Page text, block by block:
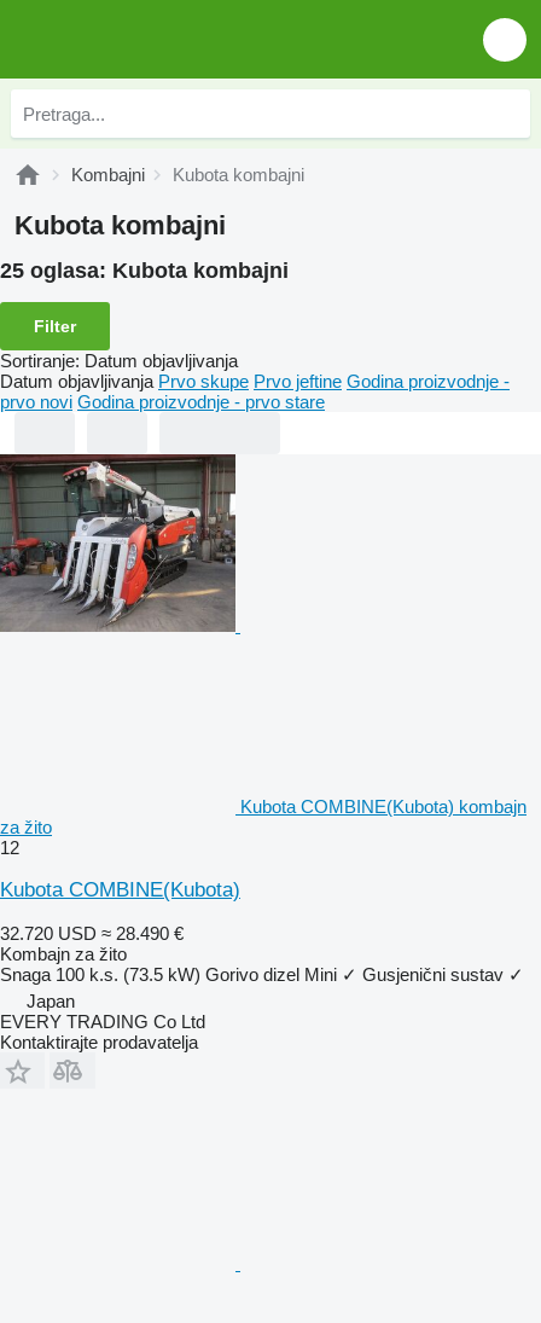
Kombajni Kubota kombajni
Kubota kombajni
25 oglasa: Kubota kombajni
Filter
Sortiranje: Datum objavljivanja
Datum objavljivanja Prvo skupe Prvo jeftine Godina proizvodnje -
prvo novi Godina proizvodnje - prvo stare
Kubota COMBINE(Kubota) kombajn
za žito
12
Kubota COMBINE(Kubota)
32.720 USD ≈ 28.490 €
Kombajn za žito
Snaga 100 k.s. (73.5 kW) Gorivo dizel Mini ✓ Gusjenični sustav ✓
Japan
EVERY TRADING Co Ltd
Kontaktirajte prodavatelja